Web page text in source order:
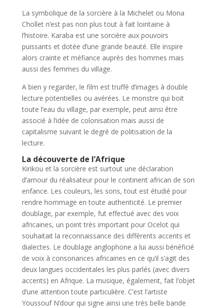
La symbolique de la sorcière à la Michelet ou Mona
Chollet n’est pas non plus tout à fait lointaine à
l’histoire. Karaba est une sorcière aux pouvoirs
puissants et dotée d’une grande beauté. Elle inspire
alors crainte et méfiance auprès des hommes mais
aussi des femmes du village.
A bien y regarder, le film est truffé d’images à double
lecture potentielles ou avérées. Le monstre qui boit
toute l’eau du village, par exemple, peut ainsi être
associé à l’idée de colonisation mais aussi de
capitalisme suivant le degré de politisation de la
lecture.
La découverte de l’Afrique
Kirikou et la sorcière est surtout une déclaration
d’amour du réalisateur pour le continent african de son
enfance. Les couleurs, les sons, tout est étudié pour
rendre hommage en toute authenticité. Le premier
doublage, par exemple, fut effectué avec des voix
africaines, un point très important pour Ocelot qui
souhaitait la reconnaissance des différents accents et
dialectes. Le doublage anglophone a lui aussi bénéficié
de voix à consonances africaines en ce qu’il s’agit des
deux langues occidentales les plus parlés (avec divers
accents) en Afrique. La musique, également, fait l’objet
d’une attention toute particulière. C’est l’artiste
Youssouf N’dour qui signe ainsi une très belle bande